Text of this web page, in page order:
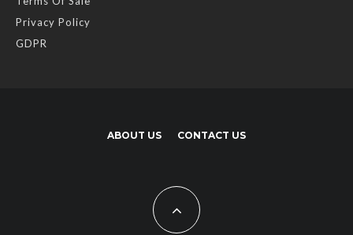
Privacy Policy
GDPR
ABOUT US CONTACT US